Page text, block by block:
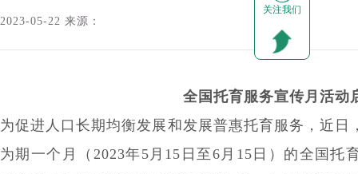
关注我们
社会荣誉历程
启蒙英语
器械功能
园区展示运营支持
合作模式
加盟申请
2023-05-22 来源：
全国托育服务宣传月活动
为促进人口长期均衡发展和发展普惠托育服务，近
为期一个月（2023年5月15日至6月15日）的全国托